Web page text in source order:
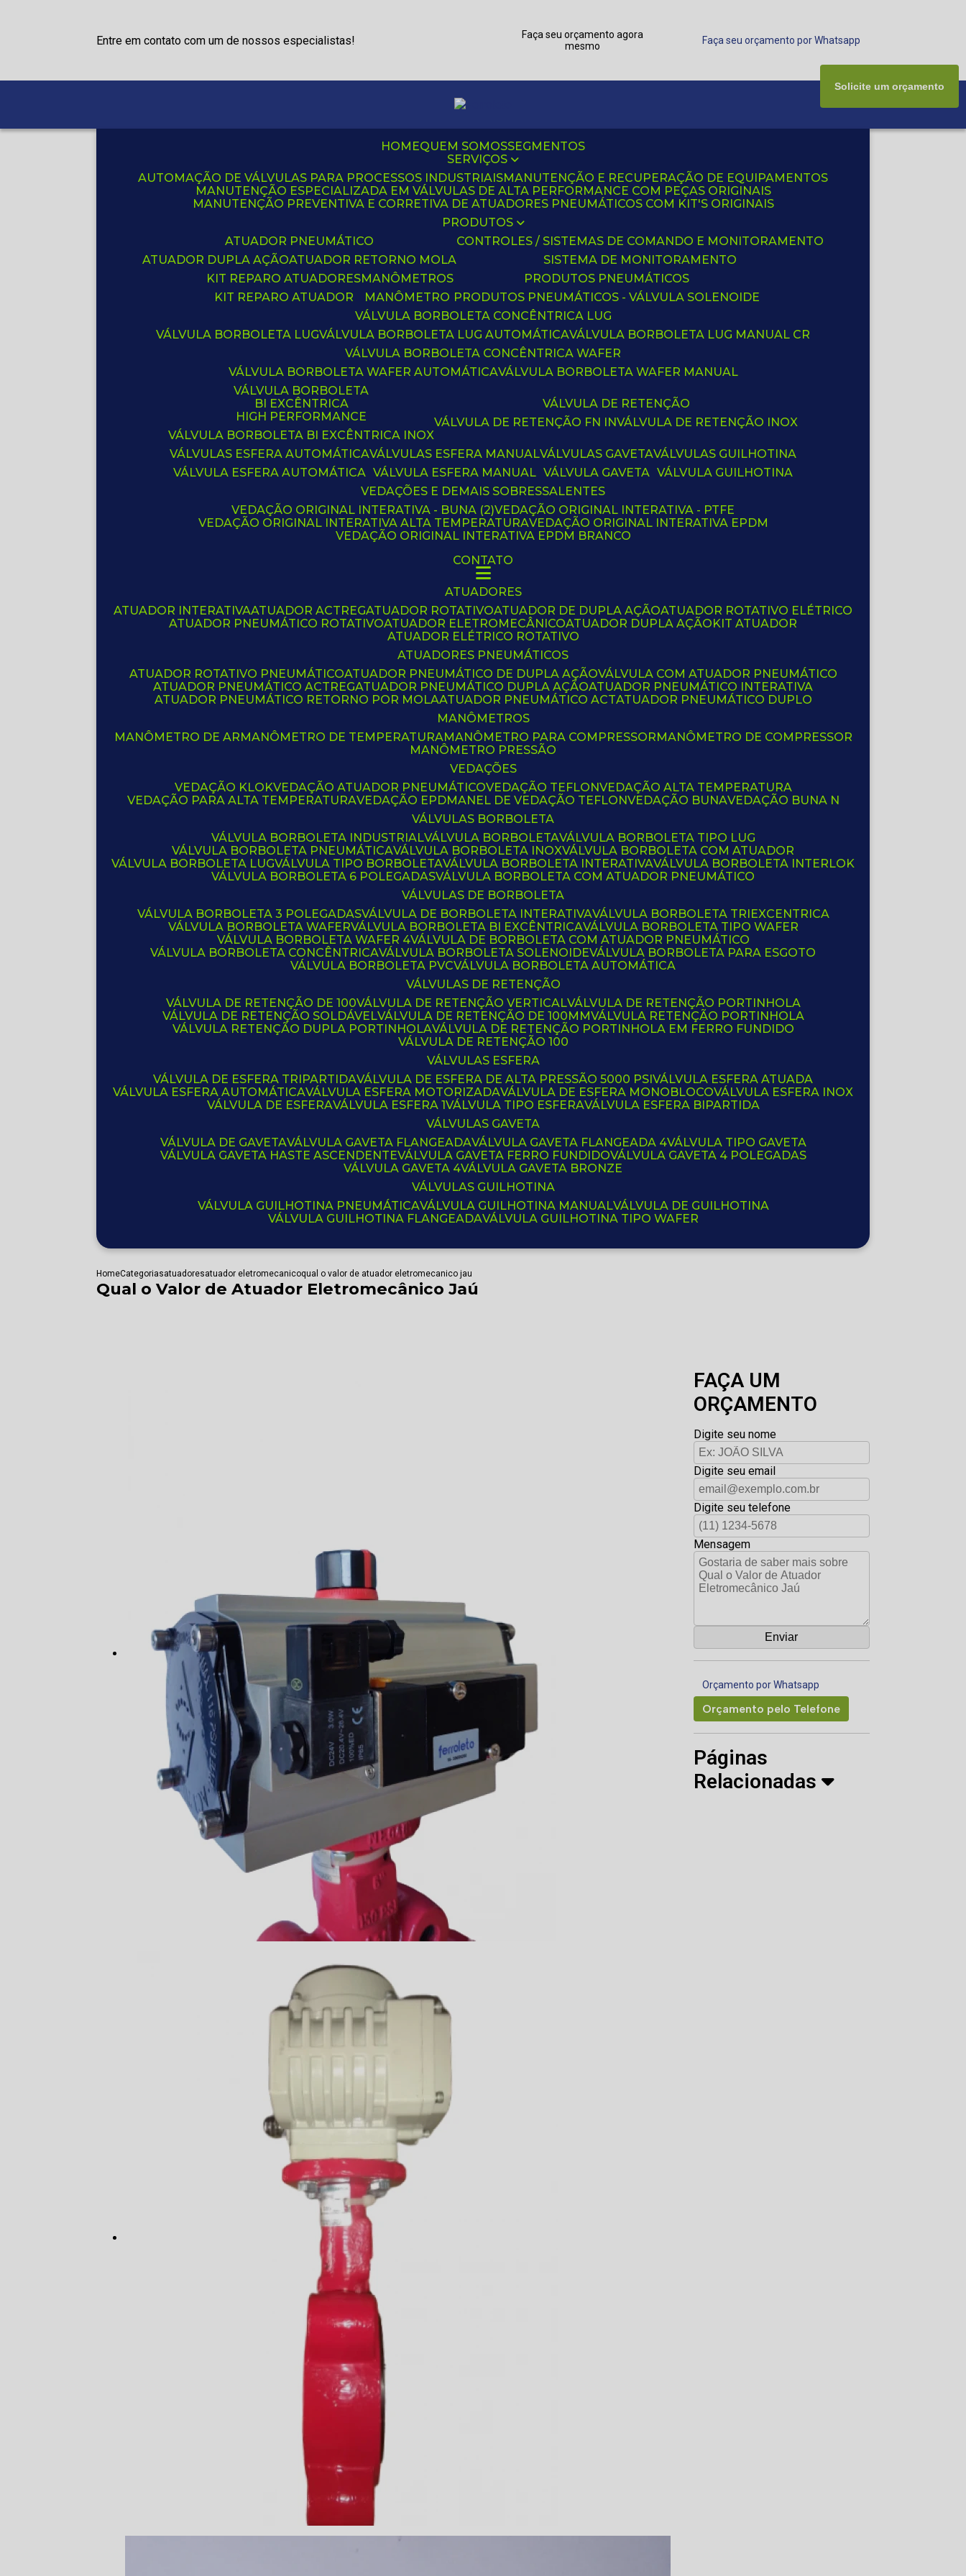
Entre em contato com um de nossos especialistas!
Faça seu orçamento agora
mesmo
Faça seu orçamento por Whatsapp
HOME QUEM SOMOS
SEGMENTOS
SERVIÇOS
AUTOMAÇÃO DE VÁLVULAS PARA PROCESSOS INDUSTRIAIS
MANUTENÇÃO E RECUPERAÇÃO DE EQUIPAMENTOS
MANUTENÇÃO ESPECIALIZADA EM VÁLVULAS DE ALTA PERFORMANCE COM PEÇAS ORIGINAIS
MANUTENÇÃO PREVENTIVA E CORRETIVA DE ATUADORES PNEUMÁTICOS COM KIT'S ORIGINAIS
PRODUTOS
ATUADOR PNEUMÁTICO
ATUADOR DUPLA AÇÃO
ATUADOR RETORNO MOLA
CONTROLES / SISTEMAS DE COMANDO E MONITORAMENTO
SISTEMA DE MONITORAMENTO
KIT REPARO ATUADORES
KIT REPARO ATUADOR
MANÔMETROS
MANÔMETRO
PRODUTOS PNEUMÁTICOS
PRODUTOS PNEUMÁTICOS - VÁLVULA SOLENOIDE
VÁLVULA BORBOLETA CONCÊNTRICA LUG
VÁLVULA BORBOLETA LUG VÁLVULA BORBOLETA LUG AUTOMÁTICA VÁLVULA BORBOLETA LUG MANUAL CR
VÁLVULA BORBOLETA CONCÊNTRICA WAFER
VÁLVULA BORBOLETA WAFER AUTOMÁTICA VÁLVULA BORBOLETA WAFER MANUAL
VÁLVULA BORBOLETA
BI EXCÊNTRICA
HIGH PERFORMANCE
VÁLVULA BORBOLETA BI EXCÊNTRICA INOX
VÁLVULA DE RETENÇÃO
VÁLVULA DE RETENÇÃO FN IN VÁLVULA DE RETENÇÃO INOX
VÁLVULAS ESFERA AUTOMÁTICA
VÁLVULA ESFERA AUTOMÁTICA
VÁLVULAS ESFERA MANUAL
VÁLVULA ESFERA MANUAL
VÁLVULAS GAVETA
VÁLVULA GAVETA
VÁLVULAS GUILHOTINA
VÁLVULA GUILHOTINA
VEDAÇÕES E DEMAIS SOBRESSALENTES
VEDAÇÃO ORIGINAL INTERATIVA - BUNA (2)
VEDAÇÃO ORIGINAL INTERATIVA - PTFE
VEDAÇÃO ORIGINAL INTERATIVA ALTA TEMPERATURA VEDAÇÃO ORIGINAL INTERATIVA EPDM
VEDAÇÃO ORIGINAL INTERATIVA EPDM BRANCO
CONTATO
ATUADORES
ATUADOR INTERATIVA ATUADOR ACTREG ATUADOR ROTATIVO ATUADOR DE DUPLA AÇÃO
ATUADOR ROTATIVO ELÉTRICO
ATUADOR PNEUMÁTICO ROTATIVO
ATUADOR ELETROMECÂNICO ATUADOR DUPLA AÇÃO
KIT ATUADOR
ATUADOR ELÉTRICO ROTATIVO
ATUADORES PNEUMÁTICOS
ATUADOR ROTATIVO PNEUMÁTICO
ATUADOR PNEUMÁTICO DE DUPLA AÇÃO VÁLVULA COM ATUADOR PNEUMÁTICO
ATUADOR PNEUMÁTICO ACTREG
ATUADOR PNEUMÁTICO DUPLA AÇÃO
ATUADOR PNEUMÁTICO INTERATIVA
ATUADOR PNEUMÁTICO RETORNO POR MOLA ATUADOR PNEUMÁTICO ACT
ATUADOR PNEUMÁTICO DUPLO
MANÔMETROS
MANÔMETRO DE AR
MANÔMETRO DE TEMPERATURA MANÔMETRO PARA COMPRESSOR
MANÔMETRO DE COMPRESSOR
MANÔMETRO PRESSÃO
VEDAÇÕES
VEDAÇÃO KLOK VEDAÇÃO ATUADOR PNEUMÁTICO VEDAÇÃO TEFLON
VEDAÇÃO ALTA TEMPERATURA
VEDAÇÃO PARA ALTA TEMPERATURA VEDAÇÃO EPDM ANEL DE VEDAÇÃO TEFLON VEDAÇÃO BUNA VEDAÇÃO BUNA N
VÁLVULAS BORBOLETA
VÁLVULA BORBOLETA INDUSTRIAL VÁLVULA BORBOLETA VÁLVULA BORBOLETA TIPO LUG
VÁLVULA BORBOLETA PNEUMÁTICA VÁLVULA BORBOLETA INOX VÁLVULA BORBOLETA COM ATUADOR
VÁLVULA BORBOLETA LUG VÁLVULA TIPO BORBOLETA VÁLVULA BORBOLETA INTERATIVA VÁLVULA BORBOLETA INTERLOK
VÁLVULA BORBOLETA 6 POLEGADAS VÁLVULA BORBOLETA COM ATUADOR PNEUMÁTICO
VÁLVULAS DE BORBOLETA
VÁLVULA BORBOLETA 3 POLEGADAS VÁLVULA DE BORBOLETA INTERATIVA VÁLVULA BORBOLETA TRIEXCENTRICA
VÁLVULA BORBOLETA WAFER VÁLVULA BORBOLETA BI EXCÊNTRICA VÁLVULA BORBOLETA TIPO WAFER
VÁLVULA BORBOLETA WAFER 4 VÁLVULA DE BORBOLETA COM ATUADOR PNEUMÁTICO
VÁLVULA BORBOLETA CONCÊNTRICA VÁLVULA BORBOLETA SOLENOIDE VÁLVULA BORBOLETA PARA ESGOTO
VÁLVULA BORBOLETA PVC VÁLVULA BORBOLETA AUTOMÁTICA
VÁLVULAS DE RETENÇÃO
VÁLVULA DE RETENÇÃO DE 100 VÁLVULA DE RETENÇÃO VERTICAL VÁLVULA DE RETENÇÃO PORTINHOLA
VÁLVULA DE RETENÇÃO SOLDÁVEL VÁLVULA DE RETENÇÃO DE 100MM
VÁLVULA RETENÇÃO PORTINHOLA
VÁLVULA RETENÇÃO DUPLA PORTINHOLA VÁLVULA DE RETENÇÃO PORTINHOLA EM FERRO FUNDIDO
VÁLVULA DE RETENÇÃO 100
VÁLVULAS ESFERA
VÁLVULA DE ESFERA TRIPARTIDA VÁLVULA DE ESFERA DE ALTA PRESSÃO 5000 PSI VÁLVULA ESFERA ATUADA
VÁLVULA ESFERA AUTOMÁTICA VÁLVULA ESFERA MOTORIZADA VÁLVULA DE ESFERA MONOBLOCO VÁLVULA ESFERA INOX
VÁLVULA DE ESFERA VÁLVULA ESFERA 1 VÁLVULA TIPO ESFERA VÁLVULA ESFERA BIPARTIDA
VÁLVULAS GAVETA
VÁLVULA DE GAVETA VÁLVULA GAVETA FLANGEADA VÁLVULA GAVETA FLANGEADA 4 VÁLVULA TIPO GAVETA
VÁLVULA GAVETA HASTE ASCENDENTE VÁLVULA GAVETA FERRO FUNDIDO VÁLVULA GAVETA 4 POLEGADAS
VÁLVULA GAVETA 4 VÁLVULA GAVETA BRONZE
VÁLVULAS GUILHOTINA
VÁLVULA GUILHOTINA PNEUMÁTICA VÁLVULA GUILHOTINA MANUAL VÁLVULA DE GUILHOTINA
VÁLVULA GUILHOTINA FLANGEADA VÁLVULA GUILHOTINA TIPO WAFER
Solicite um orçamento
HomeCategoriasatuadoresatuador eletromecanicoqual o valor de atuador eletromecanico jau
Qual o Valor de Atuador Eletromecânico Jaú
FAÇA UM
ORÇAMENTO
Digite seu nome
Digite seu email
Digite seu telefone
Mensagem
Orçamento por Whatsapp
Orçamento pelo Telefone
Páginas
Relacionadas